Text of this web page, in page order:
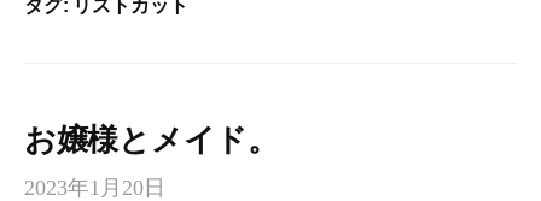
タグ: リストカット
お嬢様とメイド。
2023年1月20日